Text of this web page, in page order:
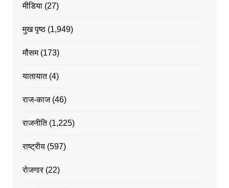
मीडिया(27)
मुख पृष्ठ(1,949)
मौसम(173)
यातायात(4)
राज-काज(46)
राजनीति(1,225)
राष्ट्रीय(597)
रोजगार(22)